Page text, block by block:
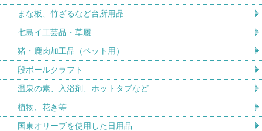
まな板、竹ざるなど台所用品
七島イ工芸品・草履
猪・鹿肉加工品（ペット用）
段ボールクラフト
温泉の素、入浴剤、ホットタブなど
植物、花き等
国東オリーブを使用した日用品